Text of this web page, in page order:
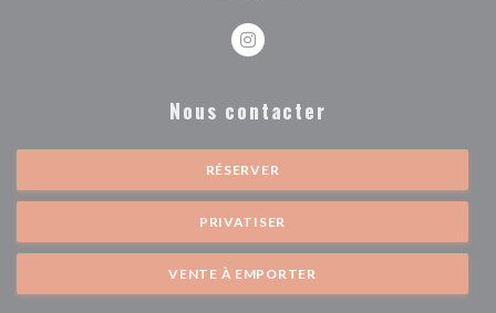
Instagram ((ouvre une nouvelle
Nous contacter
RÉSERVER
PRIVATISER
VENTE À EMPORTER